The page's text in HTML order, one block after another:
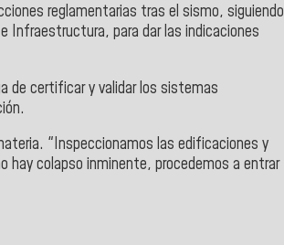
reglamentarias tras el sismo, siguiendo
Infraestructura, para dar las indicaciones
de certificar y validar los sistemas
"Inspeccionamos las edificaciones y
hay colapso inminente, procedemos a entrar